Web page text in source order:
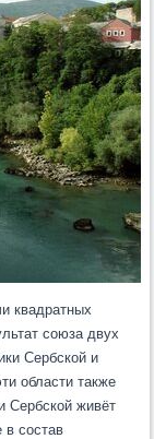
квадратных
союза двух
Сербской и
области также
Сербской живёт
в состав